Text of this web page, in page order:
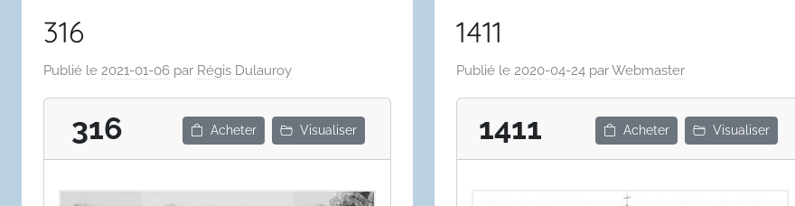
316
Publié le 2021-01-06 par Régis Dulauroy
316 Acheter Visualiser
1411
Publié le2020-04-24 parWebmaster
1411 Acheter Visualiser